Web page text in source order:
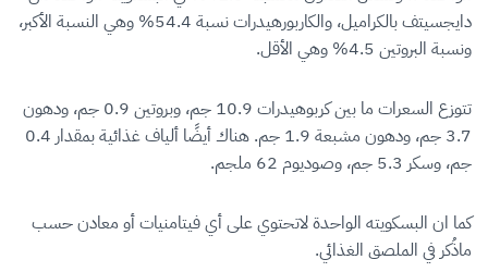
دايجسيتف بالكراميل، والكاربورهيدرات نسبة 54.4% وهي النسبة الأكبر،
ونسبة البروتين 4.5% وهي الأقل.
تتوزع السعرات ما بين كربوهيدرات 10.9 جم، وبروتين 0.9 جم، ودهون
3.7 جم، ودهون مشبعة 1.9 جم. هناك أيضًا ألياف غذائية بمقدار 0.4
جم، وسكر 5.3 جم، وصوديوم 62 ملجم.
كما ان البسكويته الواحدة لاتحتوي على أي فيتامنيات أو معادن حسب
ماذُكر في الملصق الغذائي.